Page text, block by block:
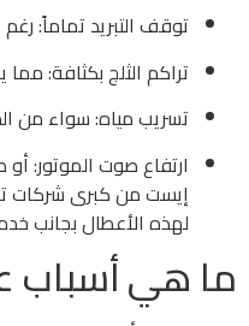
توقف التبريد تماماً:
تراكم الثلج بكثافة:
تسريب مياه: سواء من
ارتفاع صوت الموتور: أو
إيست من كبرى شركات
لهذه الأعطال بجانب
ما هي أسباب